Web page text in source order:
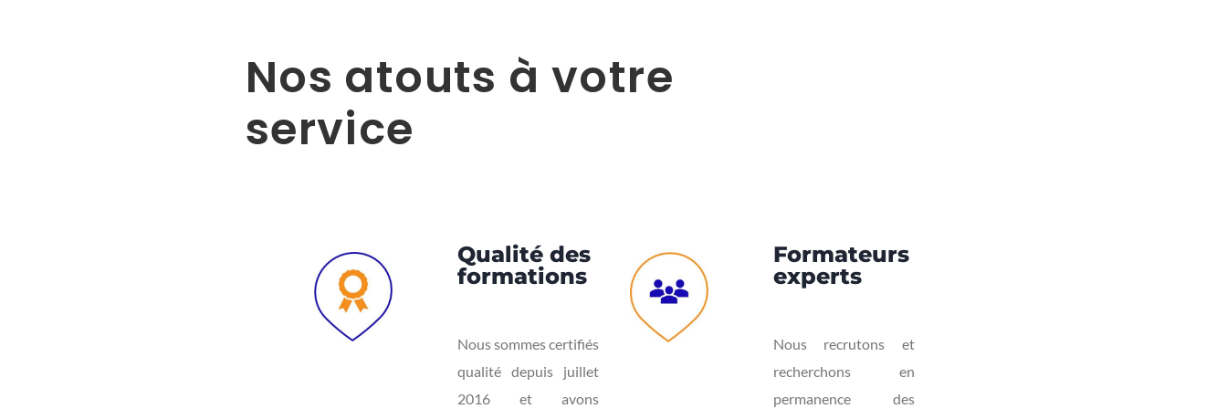
Nos atouts à votre
service
Qualité des
formations
Nous sommes certifiés
qualité depuis juillet
2016 et avons
Formateurs
experts
Nous recrutons et
recherchons en
permanence des